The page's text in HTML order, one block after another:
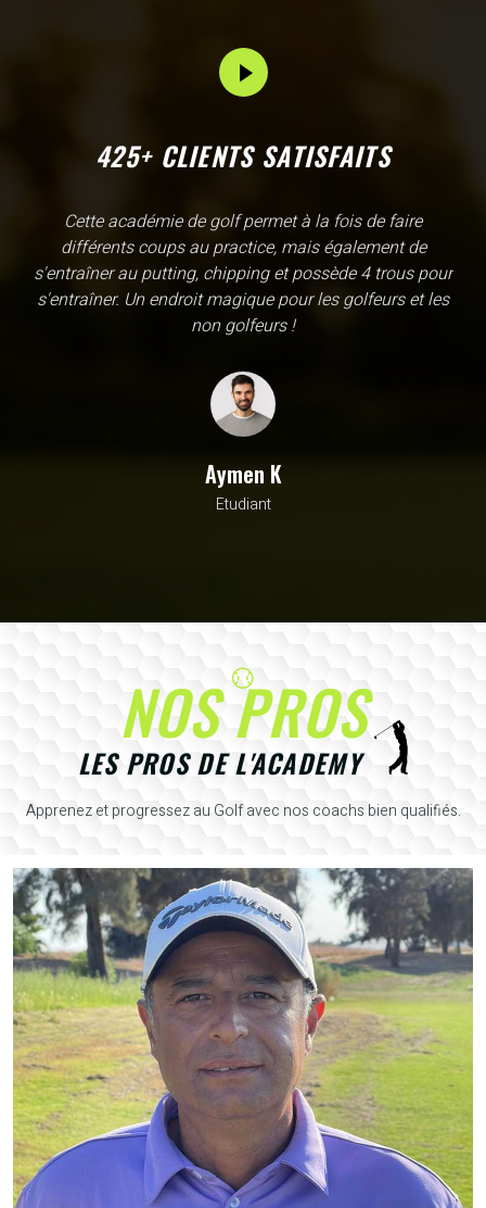
425+ CLIENTS SATISFAITS
L'Academy de Gammarth comme son nom l'indique est
une école, en fait c'est un practice exceptionnel. il y a
évidemment un pratique classic sur tapis mais aussi
un sur herbe, des zones pour le chipping, les bumqers...
Vous y avez pensé, c'est à l'academy. Il n'y a pas assez
beauté de ce site
NOS PROS
LES PROS DE L'ACADEMY
Apprenez et progressez au Golf avec nos coachs bien qualifiés.